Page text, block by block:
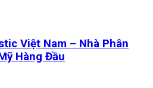
Việt Nam – Nhà Phân
Hàng Đầu